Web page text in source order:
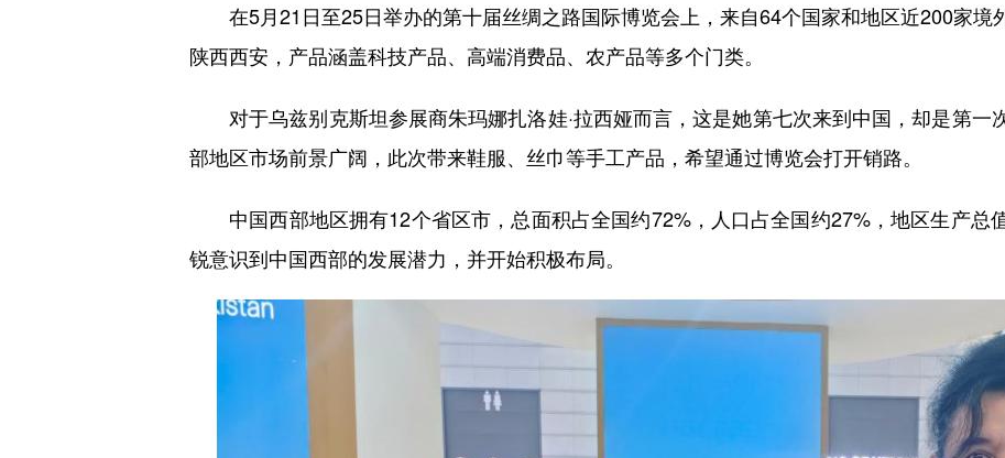
在5月21日至25日举办的第十届丝绸之路国际博览会上，来自64个国家和地区近200家境
陕西西安，产品涵盖科技产品、高端消费品、农产品等多个门类。
对于乌兹别克斯坦参展商朱玛娜扎洛娃·拉西娅而言，这是她第七次来到中国，却是第一
部地区市场前景广阔，此次带来鞋服、丝巾等手工产品，希望通过博览会打开销路。
中国西部地区拥有12个省区市，总面积占全国约72%，人口占全国约27%，地区生产总
锐意识到中国西部的发展潜力，并开始积极布局。